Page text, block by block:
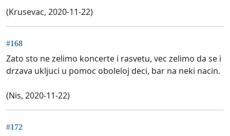
(Krusevac, 2020-11-22)
#168
Zato sto ne zelimo koncerte i rasvetu, vec zelimo da se i
drzava ukljuci u pomoc oboleloj deci, bar na neki nacin.
(Nis, 2020-11-22)
#172